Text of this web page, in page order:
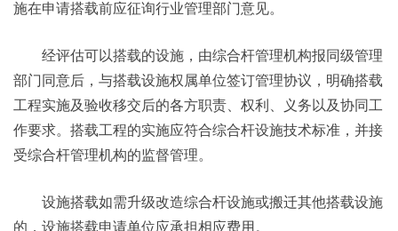
施在申请搭载前应征询行业管理部门意见。
经评估可以搭载的设施，由综合杆管理机构报同级管理
部门同意后，与搭载设施权属单位签订管理协议，明确搭载
工程实施及验收移交后的各方职责、权利、义务以及协同工
作要求。搭载工程的实施应符合综合杆设施技术标准，并接
受综合杆管理机构的监督管理。
设施搭载如需升级改造综合杆设施或搬迁其他搭载设施
的，设施搭载申请单位应承担相应费用。